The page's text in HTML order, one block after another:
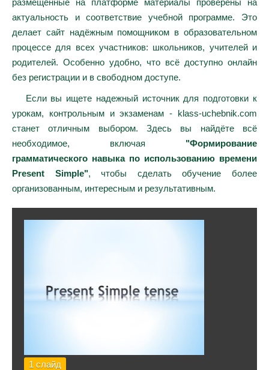
размещённые на платформе материалы проверены на
актуальность и соответствие учебной программе. Это
делает сайт надёжным помощником в образовательном
процессе для всех участников: школьников, учителей и
родителей. Особенно удобно, что всё доступно онлайн
без регистрации и в свободном доступе.
Если вы ищете надежный источник для подготовки к
урокам, контрольным и экзаменам - klass-uchebnik.com
станет отличным выбором. Здесь вы найдёте всё
необходимое, включая "Формирование
грамматического навыка по использованию времени
Present Simple", чтобы сделать обучение более
организованным, интересным и результативным.
1 слайд